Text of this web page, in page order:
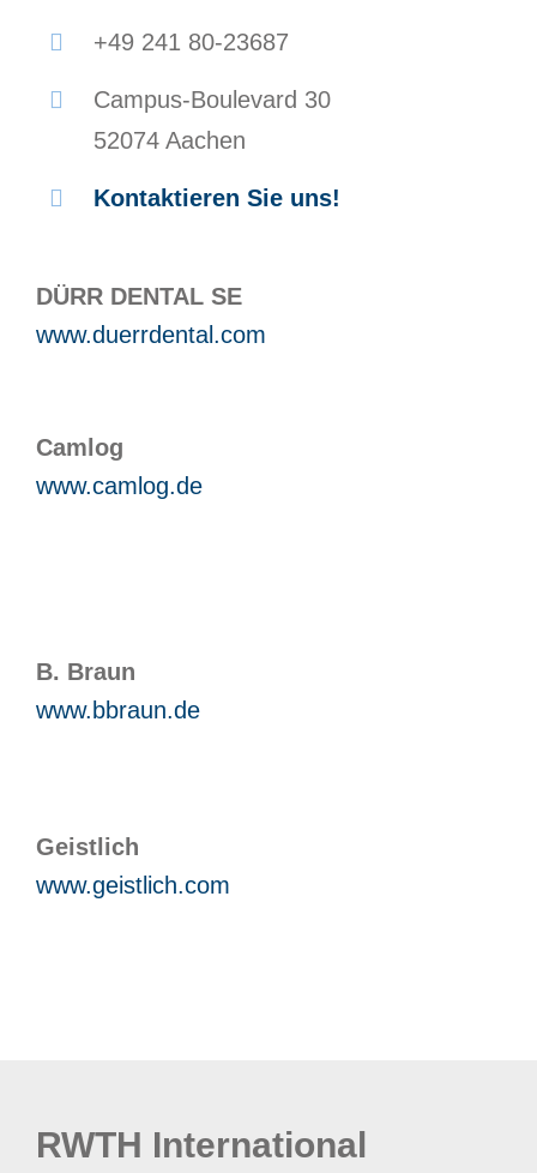
+49 241 80-23687
Campus-Boulevard 30
52074 Aachen
Kontaktieren Sie uns!
DÜRR DENTAL SE
www.duerrdental.com
Camlog
www.camlog.de
B. Braun
www.bbraun.de
Geistlich
www.geistlich.com
RWTH International